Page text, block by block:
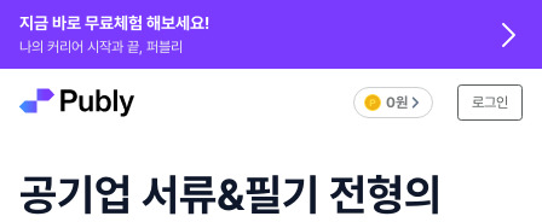
지금 바로 무료체험 해보세요!
나의 커리어 시작과 끝, 퍼블리
0원 로그인
공기업 서류&필기 전형의